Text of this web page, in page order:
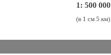
1: 500 000
(в 1 см 5 км)